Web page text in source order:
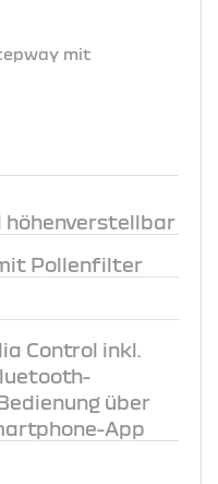
mit
höhenverstellbar
Pollenfilter
Control inkl.
über
App